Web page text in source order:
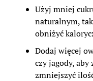
Użyj mniej
naturalnym,
obniżyć
Dodaj więcej
czy jagody,
zmniejszyć